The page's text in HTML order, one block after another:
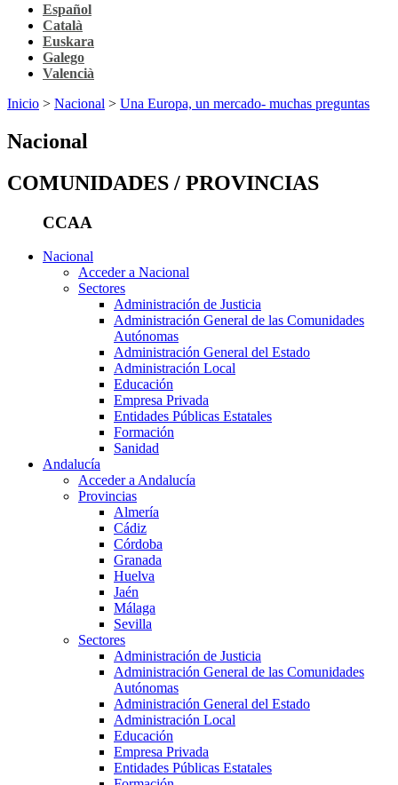
Español
Català
Euskara
Galego
Valencià
Inicio > Nacional > Una Europa, un mercado- muchas preguntas
Nacional
COMUNIDADES / PROVINCIAS
CCAA
Nacional
Acceder a Nacional
Sectores
Administración de Justicia
Administración General de las Comunidades
Autónomas
Administración General del Estado
Administración Local
Educación
Empresa Privada
Entidades Públicas Estatales
Formación
Sanidad
Andalucía
Acceder a Andalucía
Provincias
Almería
Cádiz
Córdoba
Granada
Huelva
Jaén
Málaga
Sevilla
Sectores
Administración de Justicia
Administración General de las Comunidades
Autónomas
Administración General del Estado
Administración Local
Educación
Empresa Privada
Entidades Públicas Estatales